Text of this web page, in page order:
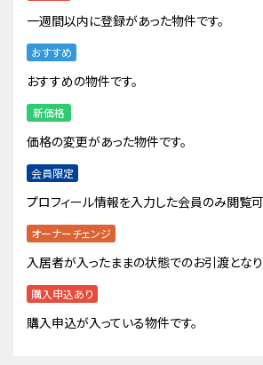
一週間以内に登録があった物件です。
おすすめ
おすすめの物件です。
新価格
価格の変更があった物件です。
会員限定
プロフィール情報を入力した会員のみ閲覧
オーナーチェンジ
入居者が入ったままの状態でのお引渡となり
購入申込あり
購入申込が入っている物件です。